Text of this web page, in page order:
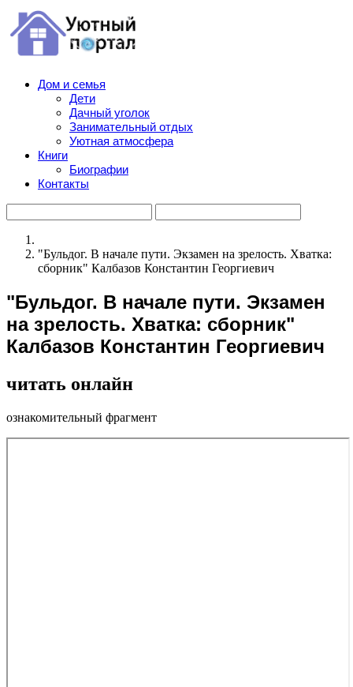
Дом и семья
Дети
Дачный уголок
Занимательный отдых
Уютная атмосфера
Книги
Биографии
Контакты
"Бульдог. В начале пути. Экзамен на зрелость. Хватка:
сборник" Калбазов Константин Георгиевич
"Бульдог. В начале пути. Экзамен
на зрелость. Хватка: сборник"
Калбазов Константин Георгиевич
читать онлайн
ознакомительный фрагмент